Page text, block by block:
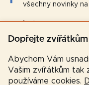
Dopřejte
Abychom Vám
Vašim zvířátkům tak
používáme cookies.
všechny novinky
Instagram
tipy a zajímavosti